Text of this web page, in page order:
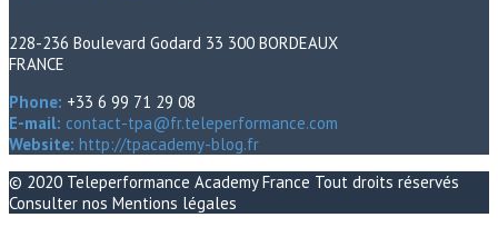
228-236 Boulevard Godard 33 300 BORDEAUX
FRANCE
Phone: +33 6 99 71 29 08
E-mail: contact-tpa@fr.teleperformance.com
Website: http://tpacademy-blog.fr
© 2020 Teleperformance Academy France Tout droits réservés
Consulter nos Mentions légales